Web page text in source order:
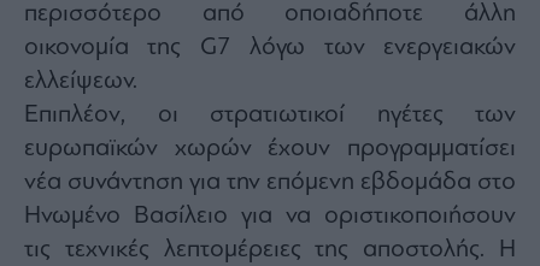
περισσότερο από οποιαδήποτε άλλη
οικονομία της G7 λόγω των ενεργειακών
ελλείψεων.
Επιπλέον, οι στρατιωτικοί ηγέτες των
ευρωπαϊκών χωρών έχουν προγραμματίσει
νέα συνάντηση για την επόμενη εβδομάδα στο
Ηνωμένο Βασίλειο για να οριστικοποιήσουν
τις τεχνικές λεπτομέρειες της αποστολής. Η